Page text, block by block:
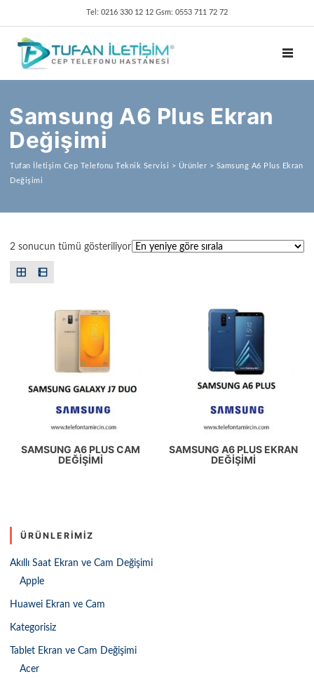
Tel: 0216 330 12 12 Gsm: 0553 711 72 72
Samsung A6 Plus Ekran
Değişimi
Tufan İletişim Cep Telefonu Teknik Servisi > Ürünler > Samsung A6 Plus Ekran
Değişimi
2 sonucun tümü gösteriliyorEn yeniye göre sıralandı
SAMSUNG A6 PLUS CAM
DEĞIŞIMI
SAMSUNG A6 PLUS EKRAN
DEĞIŞIMI
ÜRÜNLERIMIZ
Akıllı Saat Ekran ve Cam Değişimi
Apple
Huawei Ekran ve Cam
Kategorisiz
Tablet Ekran ve Cam Değişimi
Acer